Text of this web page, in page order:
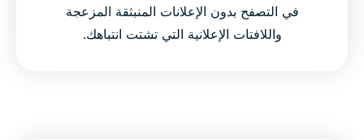
في التصفح بدون الإعلانات المنبثقة المزعجة
واللافتات الإعلانية التي تشتت انتباهك.